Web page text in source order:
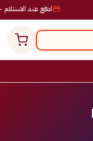
ادفع عند الاستلام